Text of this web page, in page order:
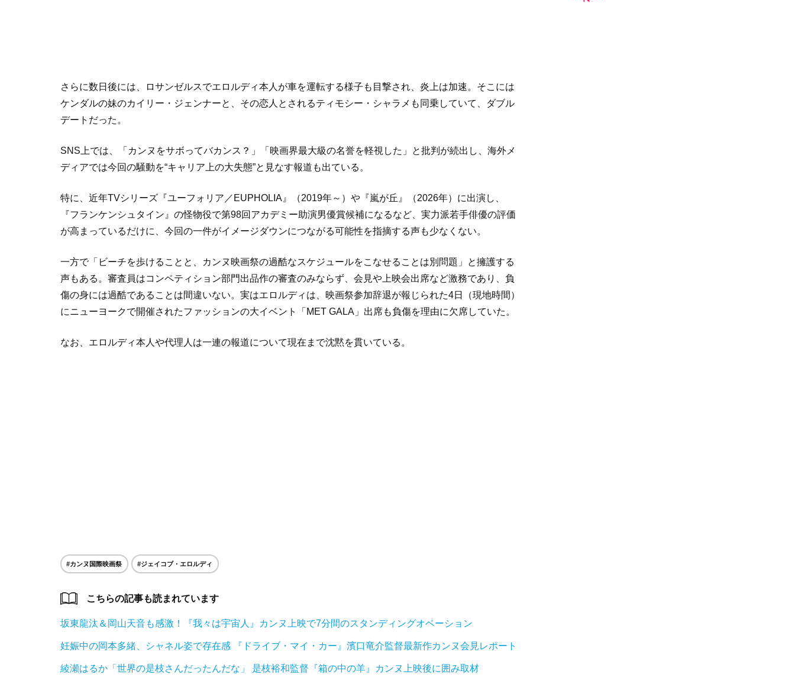
さらに数日後には、ロサンゼルスでエロルディ本人が車を運転する様子も目撃され、炎上は加速。そこには
ケンダルの妹のカイリー・ジェンナーと、その恋人とされるティモシー・シャラメも同乗していて、ダブル
デートだった。
SNS上では、「カンヌをサボってバカンス？」「映画界最大級の名誉を軽視した」と批判が続出し、海外メ
ディアでは今回の騒動を“キャリア上の大失態”と見なす報道も出ている。
特に、近年TVシリーズ『ユーフォリア／EUPHOLIA』（2019年～）や『嵐が丘』（2026年）に出演し、
『フランケンシュタイン』の怪物役で第98回アカデミー助演男優賞候補になるなど、実力派若手俳優の評価
が高まっているだけに、今回の一件がイメージダウンにつながる可能性を指摘する声も少なくない。
一方で「ビーチを歩けることと、カンヌ映画祭の過酷なスケジュールをこなせることは別問題」と擁護する
声もある。審査員はコンペティション部門出品作の審査のみならず、会見や上映会出席など激務であり、負
傷の身には過酷であることは間違いない。実はエロルディは、映画祭参加辞退が報じられた4日（現地時間）
にニューヨークで開催されたファッションの大イベント「MET GALA」出席も負傷を理由に欠席していた。
なお、エロルディ本人や代理人は一連の報道について現在まで沈黙を貫いている。
#カンヌ国際映画祭 #ジェイコブ・エロルディ
こちらの記事も読まれています
坂東龍汰＆岡山天音も感激！『我々は宇宙人』カンヌ上映で7分間のスタンディングオベーション
妊娠中の岡本多緒、シャネル姿で存在感 『ドライブ・マイ・カー』濱口竜介監督最新作カンヌ会見レポート
綾瀬はるか「世界の是枝さんだったんだな」 是枝裕和監督『箱の中の羊』カンヌ上映後に囲み取材